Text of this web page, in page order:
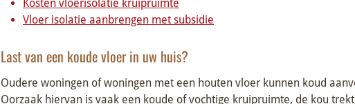
Kosten vloerisolatie kruipruimte
Vloer isolatie aanbrengen met subsidie
Last van een koude vloer in uw huis?
Oudere woningen of woningen met een houten vloer kunnen koud
Oorzaak hiervan is vaak een koude of vochtige kruipruimte, de kou